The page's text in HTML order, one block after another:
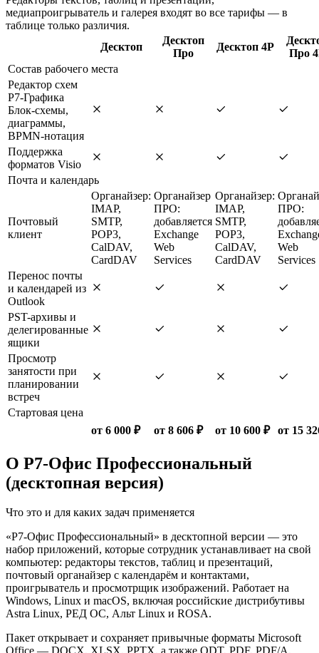
медиапроигрыватель и галерея входят во все тарифы — в
таблице только различия.
Десктоп
Десктоп
Про
Десктоп 4Р
Про
Состав рабочего места
Редактор схем
Р7-Графика
Блок-схемы,
диаграммы,
BPMN-нотация
Поддержка
форматов Visio
Почта и календарь
Почтовый
клиент
Органайзер:
IMAP,
SMTP,
POP3,
CalDAV,
CardDAV
Органайзер
ПРО:
добавляется
Exchange
Web
Services
Органайзер:
IMAP,
SMTP,
POP3,
CalDAV,
CardDAV
ПРО:
Web
Services
Перенос почты
и календарей из
Outlook
PST-архивы и
делегированные
ящики
Просмотр
занятости при
планировании
встреч
Стартовая цена
от 6 000 ₽
от 8 606 ₽ от 10 600 ₽ от 15
О Р7-Офис Профессиональный
(десктопная версия)
Что это и для каких задач применяется
«Р7-Офис Профессиональный» в десктопной версии — это
набор приложений, которые сотрудник устанавливает на свой
компьютер: редакторы текстов, таблиц и презентаций,
почтовый органайзер с календарём и контактами,
проигрыватель и просмотрщик изображений. Работает на
Windows, Linux и macOS, включая российские дистрибутивы
Astra Linux, РЕД ОС, Альт Linux и ROSA.
Пакет открывает и сохраняет привычные форматы Microsoft